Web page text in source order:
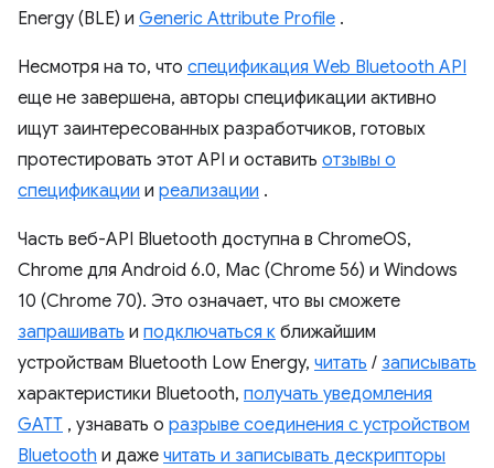
Energy (BLE) и Generic Attribute Profile .
Несмотря на то, что спецификация Web Bluetooth API
еще не завершена, авторы спецификации активно
ищут заинтересованных разработчиков, готовых
протестировать этот API и оставить отзывы о
спецификации и реализации .
Часть веб-API Bluetooth доступна в ChromeOS,
Chrome для Android 6.0, Mac (Chrome 56) и Windows
10 (Chrome 70). Это означает, что вы сможете
запрашивать и подключаться к ближайшим
устройствам Bluetooth Low Energy, читать / записывать
характеристики Bluetooth, получать уведомления
GATT , узнавать о разрыве соединения с устройством
Bluetooth и даже читать и записывать дескрипторы